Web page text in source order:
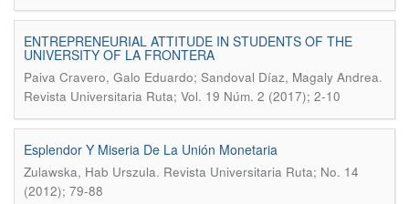
ENTREPRENEURIAL ATTITUDE IN STUDENTS OF THE
UNIVERSITY OF LA FRONTERA
Paiva Cravero, Galo Eduardo; Sandoval Díaz, Magaly Andrea.
Revista Universitaria Ruta; Vol. 19 Núm. 2 (2017); 2-10
Esplendor Y Miseria De La Unión Monetaria
Zulawska, Hab Urszula. Revista Universitaria Ruta; No. 14
(2012); 79-88